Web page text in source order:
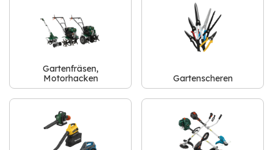
Gartenfräsen,
Motorhacken
Gartenscheren